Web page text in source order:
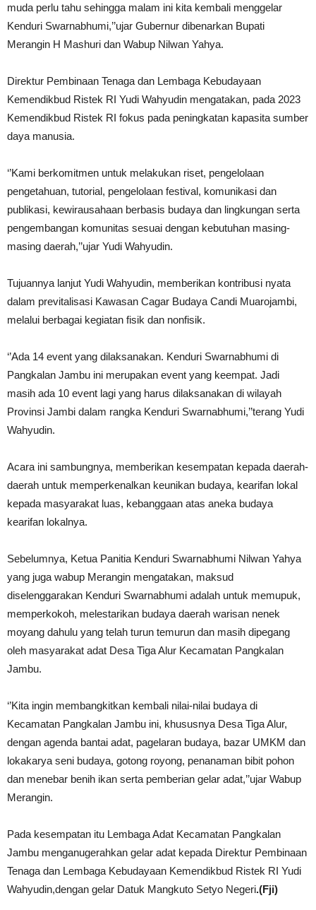
muda perlu tahu sehingga malam ini kita kembali menggelar
Kenduri Swarnabhumi,’’ujar Gubernur dibenarkan Bupati
Merangin H Mashuri dan Wabup Nilwan Yahya.
Direktur Pembinaan Tenaga dan Lembaga Kebudayaan
Kemendikbud Ristek RI Yudi Wahyudin mengatakan, pada 2023
Kemendikbud Ristek RI fokus pada peningkatan kapasita sumber
daya manusia.
‘’Kami berkomitmen untuk melakukan riset, pengelolaan
pengetahuan, tutorial, pengelolaan festival, komunikasi dan
publikasi, kewirausahaan berbasis budaya dan lingkungan serta
pengembangan komunitas sesuai dengan kebutuhan masing-
masing daerah,’’ujar Yudi Wahyudin.
Tujuannya lanjut Yudi Wahyudin, memberikan kontribusi nyata
dalam previtalisasi Kawasan Cagar Budaya Candi Muarojambi,
melalui berbagai kegiatan fisik dan nonfisik.
‘’Ada 14 event yang dilaksanakan. Kenduri Swarnabhumi di
Pangkalan Jambu ini merupakan event yang keempat. Jadi
masih ada 10 event lagi yang harus dilaksanakan di wilayah
Provinsi Jambi dalam rangka Kenduri Swarnabhumi,’’terang Yudi
Wahyudin.
Acara ini sambungnya, memberikan kesempatan kepada daerah-
daerah untuk memperkenalkan keunikan budaya, kearifan lokal
kepada masyarakat luas, kebanggaan atas aneka budaya
kearifan lokalnya.
Sebelumnya, Ketua Panitia Kenduri Swarnabhumi Nilwan Yahya
yang juga wabup Merangin mengatakan, maksud
diselenggarakan Kenduri Swarnabhumi adalah untuk memupuk,
memperkokoh, melestarikan budaya daerah warisan nenek
moyang dahulu yang telah turun temurun dan masih dipegang
oleh masyarakat adat Desa Tiga Alur Kecamatan Pangkalan
Jambu.
‘’Kita ingin membangkitkan kembali nilai-nilai budaya di
Kecamatan Pangkalan Jambu ini, khususnya Desa Tiga Alur,
dengan agenda bantai adat, pagelaran budaya, bazar UMKM dan
lokakarya seni budaya, gotong royong, penanaman bibit pohon
dan menebar benih ikan serta pemberian gelar adat,’’ujar Wabup
Merangin.
Pada kesempatan itu Lembaga Adat Kecamatan Pangkalan
Jambu menganugerahkan gelar adat kepada Direktur Pembinaan
Tenaga dan Lembaga Kebudayaan Kemendikbud Ristek RI Yudi
Wahyudin,dengan gelar Datuk Mangkuto Setyo Negeri.(Fji)